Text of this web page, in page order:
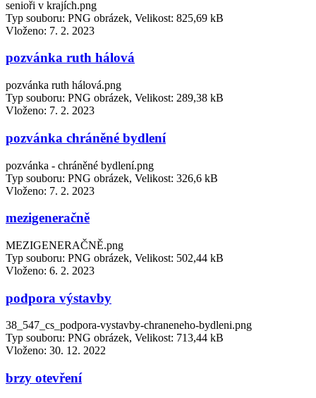
senioři v krajích.png
Typ souboru: PNG obrázek, Velikost: 825,69 kB
Vloženo: 7. 2. 2023
pozvánka ruth hálová
pozvánka ruth hálová.png
Typ souboru: PNG obrázek, Velikost: 289,38 kB
Vloženo: 7. 2. 2023
pozvánka chráněné bydlení
pozvánka - chráněné bydlení.png
Typ souboru: PNG obrázek, Velikost: 326,6 kB
Vloženo: 7. 2. 2023
mezigeneračně
MEZIGENERAČNĚ.png
Typ souboru: PNG obrázek, Velikost: 502,44 kB
Vloženo: 6. 2. 2023
podpora výstavby
38_547_cs_podpora-vystavby-chraneneho-bydleni.png
Typ souboru: PNG obrázek, Velikost: 713,44 kB
Vloženo: 30. 12. 2022
brzy otevření